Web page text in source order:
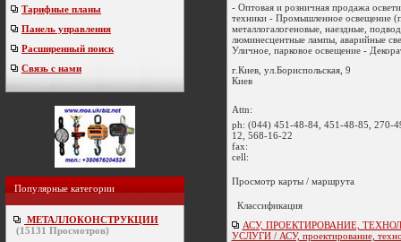
Тарифные планы
Панель управления
Расширенный поиск
Связь с нами
Популярные категории
МЕТАЛЛОКОНСТРУКЦИИ
(15131 Просмотров)
- Оптовая и розничная продажа
техники - Промышленное освещение
металлогалогеновые, наездные,
люминесцентные лампы, аварийные
Уличное, парковое освещение -
г.Киев, ул.Бориспольская, 9
Киев
Attn:
ph: (044) 451-48-84, 451-48-85, 270-
12, 568-16-22
fax:
cell:
Просмотр карты / маршрута
Классификация
АСУ, ПРОЕКТИРОВАНИЕ,
УСЛУГИ / АСУ, проектирование,